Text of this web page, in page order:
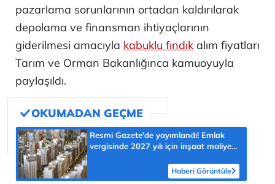
pazarlama sorunlarının ortadan kaldırılarak
depolama ve finansman ihtiyaçlarının
giderilmesi amacıyla kabuklu fındık alım fiyatları
Tarım ve Orman Bakanlığınca kamuoyuyla
paylaşıldı.
Resmi Gazete'de yayımlandı! Emlak
vergisinde 2027 yılı için inşaat maliyet
Haberi Görüntüle